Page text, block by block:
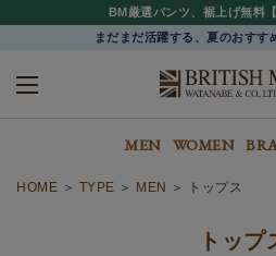
BM厳選パンツ、裾上げ無料
まだまだ活躍する、夏のおすす
MEN WOMEN
HOME TYPE MEN トップス
トップ